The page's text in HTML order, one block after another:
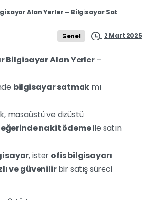
Alan Yerler – Bilgisayar Sat
Genel 2 Mart 2025
Bilgisayar Alan Yerler –
bilgisayar satmak mı
masaüstü ve dizüstü
nakit ödemeile satın
, ister ofis bilgisayarı
ve güvenilirbir satış süreci